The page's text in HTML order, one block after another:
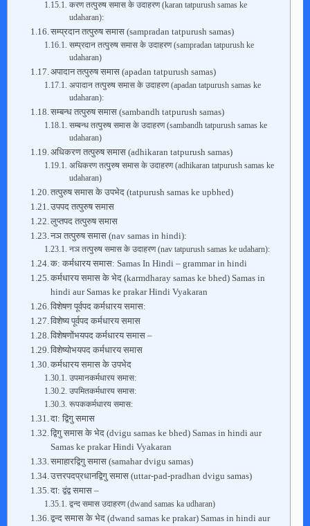
करण तत्पुरुष समास के उदाहरण (karan tatpurush samas ke
udaharan):
सम्प्रदान तत्पुरुष समास (sampradan tatpurush samas)
सम्प्रदान तत्पुरुष समास के उदाहरण (sampradan tatpurush ke
udaharan)
अपादान तत्पुरुष समास (apadan tatpurush samas)
अपादान तत्पुरुष समास के उदाहरण (apadan tatpurush samas ke
udaharan):
सम्बन्ध तत्पुरुष समास (sambandh tatpurush samas)
सम्बन्ध तत्पुरुष समास के उदाहरण (sambandh tatpurush samas ke
udaharan)
अधिकरण तत्पुरुष समास (adhikaran tatpurush samas)
अधिकरण तत्पुरुष समास के उदाहरण (adhikaran tatpurush samas ke
udaharan)
तत्पुरुष समास के उपभेद (tatpurush samas ke upbhed)
उपपद तत्पुरुष समास
लुप्तपद तत्पुरुष समास
नञ तत्पुरुष समास (nav samas in hindi):
नञ तत्पुरुष समास के उदाहरण (nav tatpurush samas ke udaharn):
क: कर्मधारय समास: Samas In Hindi – grammar in hindi
कर्मधारय समास के भेद (karmdharay samas ke bhed) Samas in
hindi aur Samas ke prakar Hindi Vyakaran
विशेषण पूर्वपद कर्मधारय समास:
विशेष्य पूर्वपद कर्मधारय समास
विशेषणोंभयपद कर्मधारय समास –
विशेष्योभयपद कर्मधारय समास
कर्मधारय समास के उपभेद
उपमानकर्मधारय समास:
उपमितकर्मधारय समास:
रूपककर्मधारय समास:
दा: द्विगु समास
द्विगु समास के भेद (dvigu samas ke bhed) Samas in hindi aur
Samas ke prakar Hindi Vyakaran
समाहारद्विगु समास (samahar dvigu samas)
उत्तरपदप्रधानद्विगु समास (uttar-pad-pradhan dvigu samas)
दा: द्वंद्व समास –
द्वन्द समास उदाहरण (dwand samas ka udharan)
द्वन्द समास के भेद (dwand samas ke prakar) Samas in hindi aur